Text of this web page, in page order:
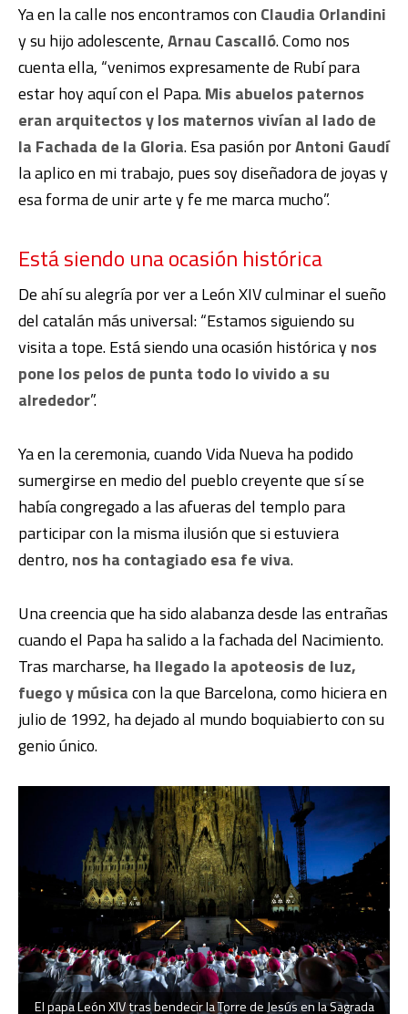
Ya en la calle nos encontramos conClaudia Orlandini
y su hijo adolescente,Arnau Cascalló. Como nos
cuenta ella, “venimos expresamente de Rubí para
estar hoy aquí con el Papa.Mis abuelos paternos
eran arquitectos y los maternos vivían al lado de
la Fachada de la Gloria. Esa pasión porAntoni Gaudí
la aplico en mi trabajo, pues soy diseñadora de joyas y
esa forma de unir arte y fe me marca mucho”.
Está siendo una ocasión histórica
De ahí su alegría por ver a León XIV culminar el sueño
del catalán más universal: “Estamos siguiendo su
visita a tope. Está siendo una ocasión histórica ynos
pone los pelos de punta todo lo vivido a su
alrededor”.
Ya en la ceremonia, cuando Vida Nueva ha podido
sumergirse en medio del pueblo creyente que sí se
había congregado a las afueras del templo para
participar con la misma ilusión que si estuviera
dentro, nos ha contagiado esa fe viva.
Una creencia que ha sido alabanza desde las entrañas
cuando el Papa ha salido a la fachada del Nacimiento.
Tras marcharse, ha llegado la apoteosis de luz,
fuego y músicacon la que Barcelona, como hiciera en
julio de 1992, ha dejado al mundo boquiabierto con su
genio único.
El papa León XIV tras bendecir la Torre de Jesús en la Sagrada